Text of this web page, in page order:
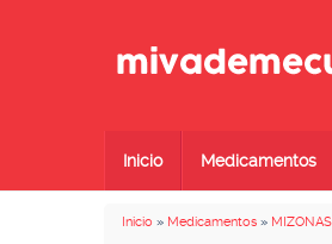
Inicio Medicamentos
Inicio » Medicamentos »